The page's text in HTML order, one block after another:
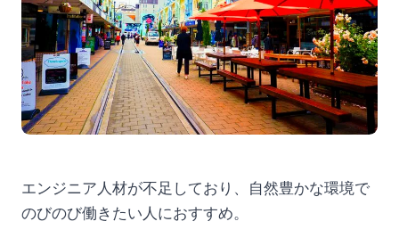
エンジニア人材が不足しており、自然豊かな環境で
のびのび働きたい人におすすめ。